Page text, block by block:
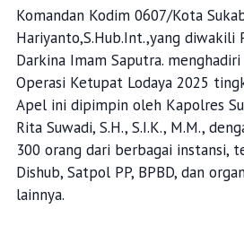
Komandan Kodim 0607/Kota
Hariyanto,S.Hub.Int.,yang diwakili
Darkina Imam Saputra.
Operasi Ketupat Lodaya 2025
Apel ini dipimpin oleh Kapolres
Rita Suwadi, S.H., S.I.K., M.M.,
300 orang dari berbagai instansi,
Dishub, Satpol PP, BPBD, dan
lainnya.